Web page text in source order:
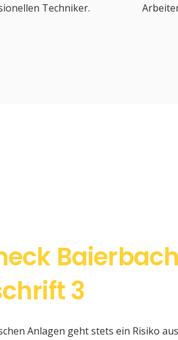
Techniker.
3
Anlagen geht stets ein Risiko